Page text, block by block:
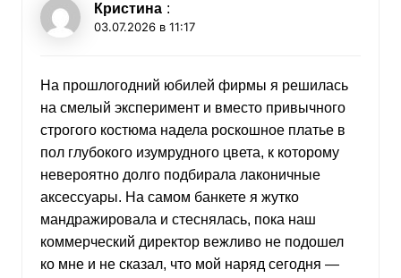
Кристина :
03.07.2026 в 11:17
На прошлогодний юбилей фирмы я решилась
на смелый эксперимент и вместо привычного
строгого костюма надела роскошное платье в
пол глубокого изумрудного цвета, к которому
невероятно долго подбирала лаконичные
аксессуары. На самом банкете я жутко
мандражировала и стеснялась, пока наш
коммерческий директор вежливо не подошел
ко мне и не сказал, что мой наряд сегодня —